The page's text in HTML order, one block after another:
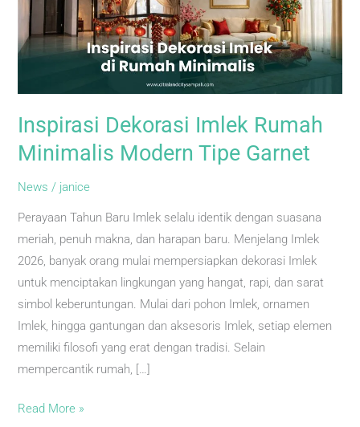
Inspirasi Dekorasi Imlek Rumah
Minimalis Modern Tipe Garnet
News / janice
Perayaan Tahun Baru Imlek selalu identik dengan suasana
meriah, penuh makna, dan harapan baru. Menjelang Imlek
2026, banyak orang mulai mempersiapkan dekorasi Imlek
untuk menciptakan lingkungan yang hangat, rapi, dan sarat
simbol keberuntungan. Mulai dari pohon Imlek, ornamen
Imlek, hingga gantungan dan aksesoris Imlek, setiap elemen
memiliki filosofi yang erat dengan tradisi. Selain
mempercantik rumah, […]
Rumah
Minimalis
Modern
Garnet
Read More »